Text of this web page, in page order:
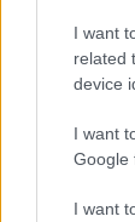
I want
related
device
I want
Google
I want
Οι